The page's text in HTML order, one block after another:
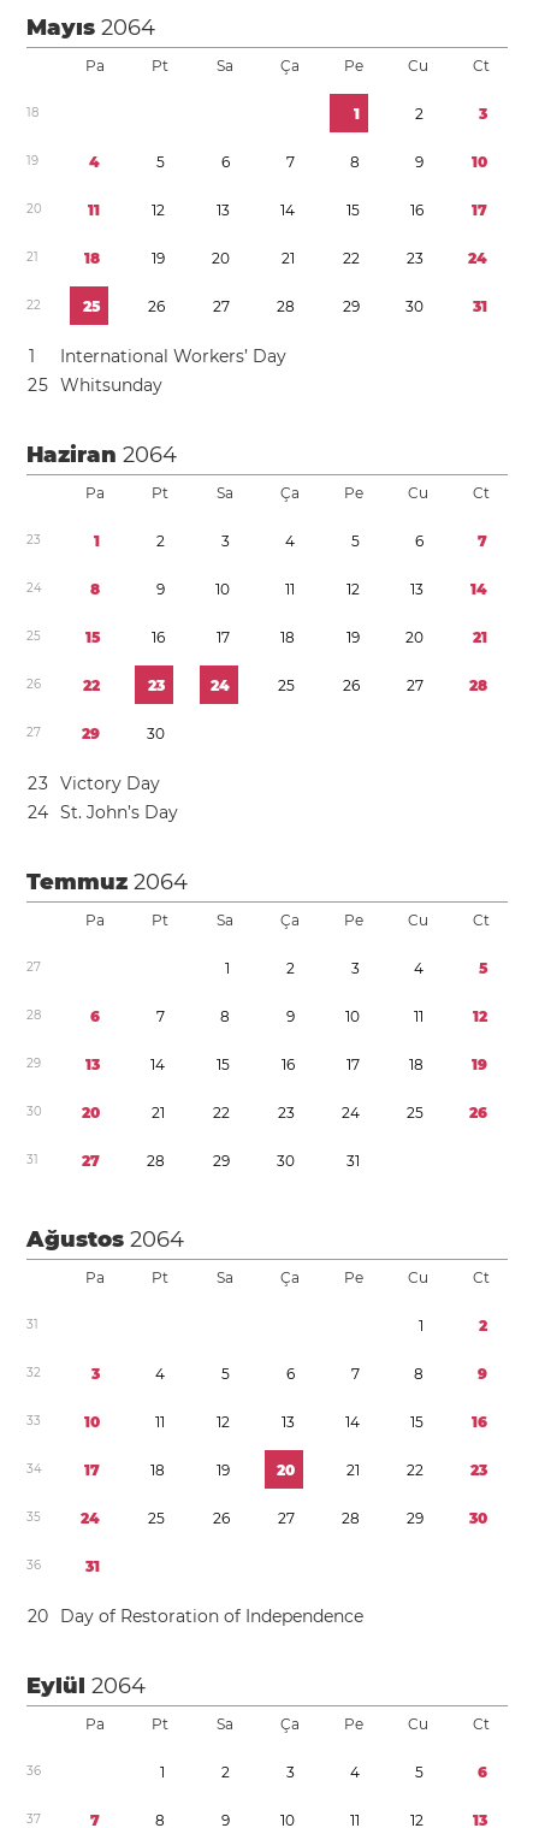
Mayıs2064
Pa Pt Sa Ça Pe Cu Ct
18 1 2 3
19 4 5 6 7 8 9 10
20 11 12 13 14 15 16 17
21 18 19 20 21 22 23 24
22 25 26 27 28 29 30 31
1
International Workers’ Day
25 Whitsunday
Haziran2064
Pa Pt Sa Ça Pe Cu Ct
23 1 2 3 4 5 6 7
24 8 9 10 11 12 13 14
25 15 16 17 18 19 20 21
26 22 23 24 25 26 27 28
27 29 30
23 Victory Day
24 St. John’s Day
Temmuz2064
Pa Pt Sa Ça Pe Cu Ct
27 1 2 3 4 5
28 6 7 8 9 10 11 12
29 13 14 15 16 17 18 19
30 20 21 22 23 24 25 26
31 27 28 29 30 31
Ağustos2064
Pa Pt Sa Ça Pe Cu Ct
31 1 2
32 3 4 5 6 7 8 9
33 10 11 12 13 14 15 16
34 17 18 19 20 21 22 23
35 24 25 26 27 28 29 30
36 31
20 Day of Restoration of Independence
Eylül2064
Pa Pt Sa Ça Pe Cu Ct
36 1 2 3 4 5 6
37 7 8 9 10 11 12 13